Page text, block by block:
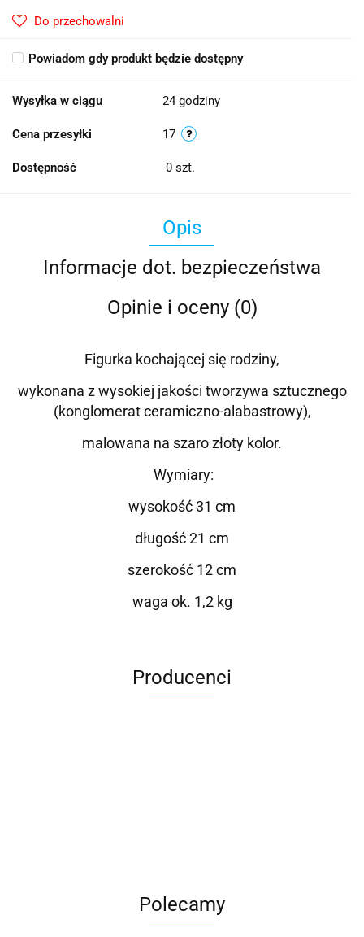
Do przechowalni
Powiadom gdy produkt będzie dostępny
Wysyłka w ciągu 24 godziny
Cena przesyłki 17
Dostępność 0 szt.
Opis
Informacje dot. bezpieczeństwa
Opinie i oceny (0)
Figurka kochającej się rodziny,
wykonana z wysokiej jakości tworzywa sztucznego
(konglomerat ceramiczno-alabastrowy),
malowana na szaro złoty kolor.
Wymiary:
wysokość 31 cm
długość 21 cm
szerokość 12 cm
waga ok. 1,2 kg
Producenci
Polecamy